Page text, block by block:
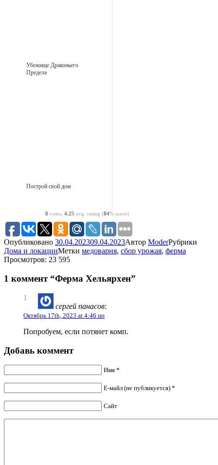
Убежище Драконьего
Предела
Построй свой дом
8 votes, 4.25 avg. rating (84% score)
Опубликовано 30.04.202309.04.2023Автор ModerРубрики
Дома и локацииМетки медоварня, сбор урожая, ферма
Просмотров: 23 595
1 коммент “Ферма Хельярхен”
1
cергей панасов:
Октябрь 17th, 2023 at 4:46 пп
Попробуем, если потянет комп.
Добавь коммент
Имя *
Е-майл (не публикуется) *
Сайт